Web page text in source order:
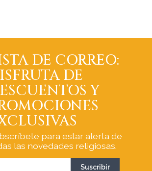
DE CORREO:
DE
Y
para estar alerta de
las novedades religiosas.